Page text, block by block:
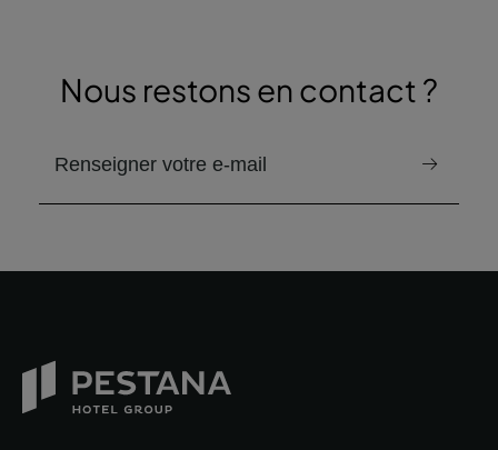
Nous restons en contact ?
email pour recevoir la newsletter